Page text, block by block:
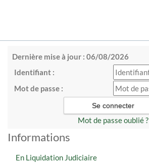
Dernière mise à jour : 06/08/2026
Identifiant :
Mot de passe :
Mot de passe oublié ?
Informations
En Liquidation Judiciaire